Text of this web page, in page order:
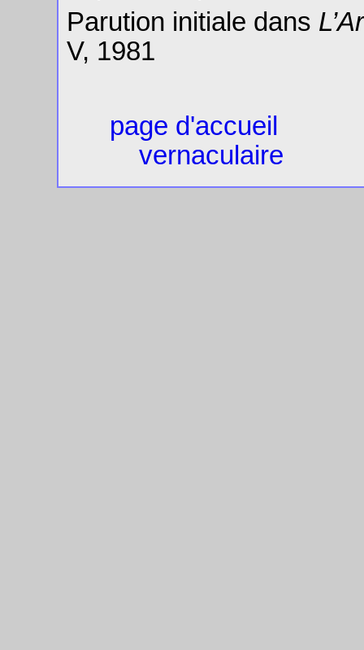
Parution initiale dans
V, 1981
page d'accueil
vernaculaire